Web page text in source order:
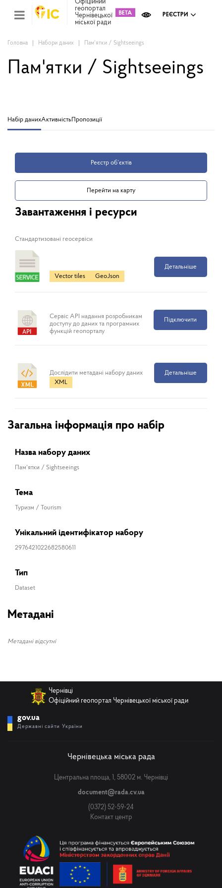
Офіційний
геопортал
Чернівецької
міської ради
РЕЄСТРИ
Головна Набори даних Пам'ятки / Sightseeings
Пам'ятки / Sightseeings
Набір данихАктивність Пропозиції
Завантаження і ресурси
Cтандартизовані геосервіси
Vector tiles GeoJson
Детальніше
Сервіс API надання розробникам
доступу до даних та програмних
функцій геопорталу
Підключити
Дослідити метадані набору даних
XML
Детальніше
Загальна інформація про набір
Назва набору даних
Пам'ятки / Sightseeings
Тема
Туризм / Tourism
Унікальний ідентифікатор набору
2976421022682580611
Тип
Dataset
Метадані
Метадані відсутні
Реєстр об’єктів
Перейти на карту
Надіслати
Телефон
Чернівці
Офіційний геопортал Чернівецької міської ради
gov.ua
Державні сайти України
Чернівецька міська рада
Центральна площа, 1, 58002 м. Чернівці
document@rada.cv.ua
(0372) 52-59-24
Контакт центр